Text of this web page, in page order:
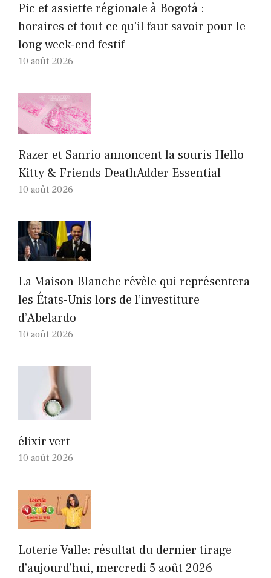
Pic et assiette régionale à Bogotá :
horaires et tout ce qu’il faut savoir pour le
long week-end festif
10 août 2026
Razer et Sanrio annoncent la souris Hello
Kitty & Friends DeathAdder Essential
10 août 2026
La Maison Blanche révèle qui représentera
les États-Unis lors de l’investiture
d’Abelardo
10 août 2026
élixir vert
10 août 2026
Loterie Valle: résultat du dernier tirage
d’aujourd’hui, mercredi 5 août 2026